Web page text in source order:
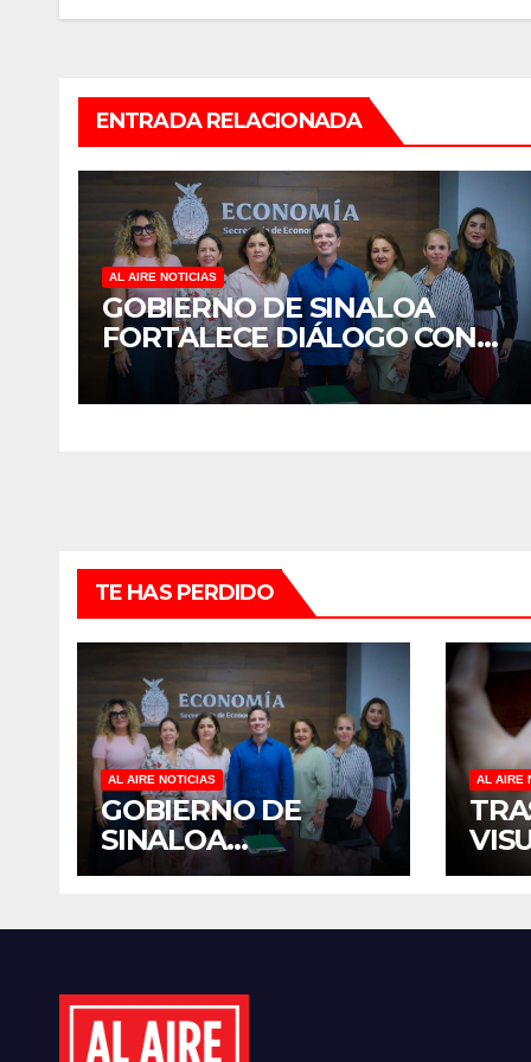
entradas
ENTRADA RELACIONADA
AL AIRE NOTICIAS
GOBIERNO DE SINALOA
FORTALECE DIÁLOGO CON
MUJERES EMPRESARIAS DE
CULIACÁN
TE HAS PERDIDO
AL AIRE NOTICIAS
GOBIERNO DE
SINALOA
FORTALECE
MUJERES
CULIACÁN
AL AIRE